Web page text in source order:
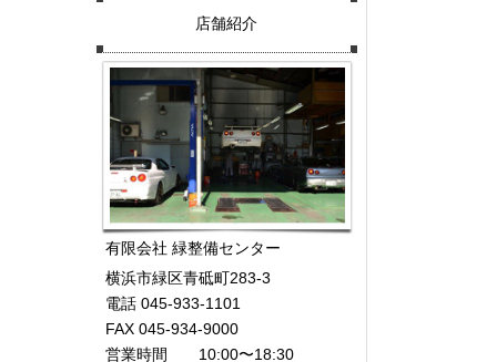
店舗紹介
有限会社 緑整備センター
横浜市緑区青砥町283-3
電話 045-933-1101
FAX 045-934-9000
営業時間 10:00〜18:30